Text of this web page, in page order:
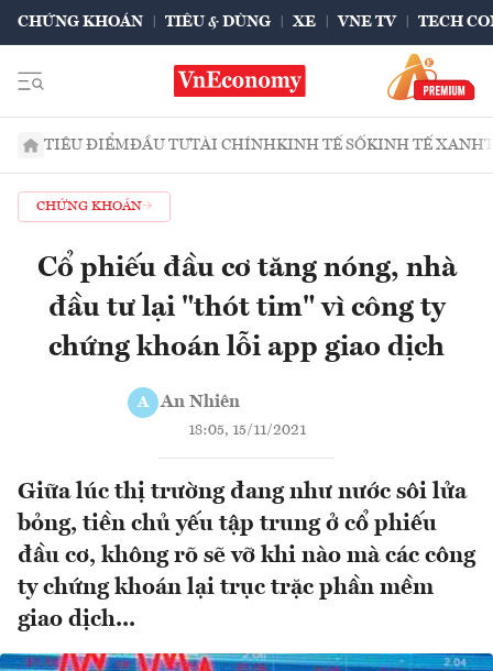
CHỨNG KHOÁN TIÊU & DÙNG XE VNE TV TECH
TIÊU ĐIỂMĐẦU TƯTÀI CHÍNHKINH TẾ SỐKINH TẾ XANH
CHỨNG KHOÁN
Cổ phiếu đầu cơ tăng nóng, nhà
đầu tư lại "thót tim" vì công ty
chứng khoán lỗi app giao dịch
A An Nhiên
18:05, 15/11/2021
Giữa lúc thị trường đang như nước sôi lửa
bỏng, tiền chủ yếu tập trung ở cổ phiếu
đầu cơ, không rõ sẽ vỡ khi nào mà các công
ty chứng khoán lại trục trặc phần mềm
giao dịch...